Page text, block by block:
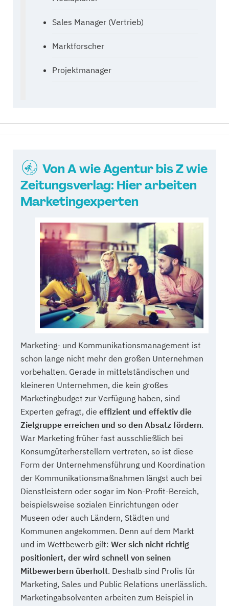
Sales Manager (Vertrieb)
Marktforscher
Projektmanager
Von A wie Agentur bis Z wie
Zeitungsverlag: Hier arbeiten
Marketingexperten
Marketing- und Kommunikationsmanagement ist
schon lange nicht mehr den großen Unternehmen
vorbehalten. Gerade in mittelständischen und
kleineren Unternehmen, die kein großes
Marketingbudget zur Verfügung haben, sind
Experten gefragt, die effizient und effektiv die
Zielgruppe erreichen und so den Absatz fördern.
War Marketing früher fast ausschließlich bei
Konsumgüterherstellern vertreten, so ist diese
Form der Unternehmensführung und Koordination
der Kommunikationsmaßnahmen längst auch bei
Dienstleistern oder sogar im Non-Profit-Bereich,
beispielsweise sozialen Einrichtungen oder
Museen oder auch Ländern, Städten und
Kommunen angekommen. Denn auf dem Markt
und im Wettbewerb gilt: Wer sich nicht richtig
positioniert, der wird schnell von seinen
Mitbewerbern überholt. Deshalb sind Profis für
Marketing, Sales und Public Relations unerlässlich.
Marketingabsolventen arbeiten zum Beispiel in